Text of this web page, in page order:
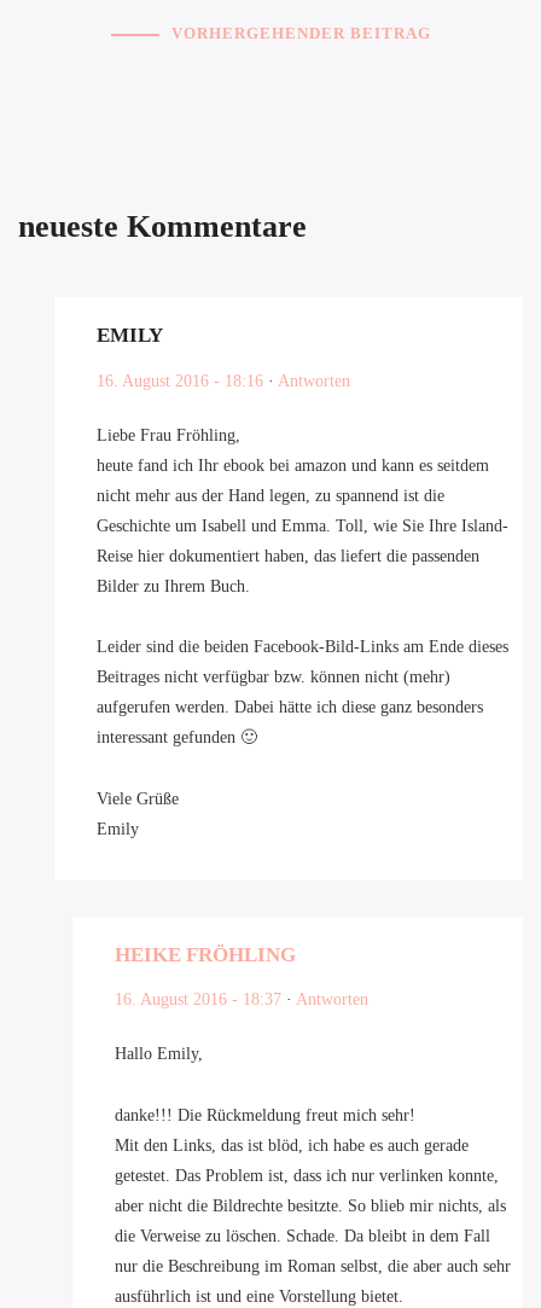
VORHERGEHENDER BEITRAG
neueste Kommentare
EMILY
16. August 2016 - 18:16 · Antworten
Liebe Frau Fröhling,
heute fand ich Ihr ebook bei amazon und kann es seitdem
nicht mehr aus der Hand legen, zu spannend ist die
Geschichte um Isabell und Emma. Toll, wie Sie Ihre Island-
Reise hier dokumentiert haben, das liefert die passenden
Bilder zu Ihrem Buch.
Leider sind die beiden Facebook-Bild-Links am Ende dieses
Beitrages nicht verfügbar bzw. können nicht (mehr)
aufgerufen werden. Dabei hätte ich diese ganz besonders
interessant gefunden 🙂
Viele Grüße
Emily
HEIKE FRÖHLING
16. August 2016 - 18:37 · Antworten
Hallo Emily,
danke!!! Die Rückmeldung freut mich sehr!
Mit den Links, das ist blöd, ich habe es auch gerade
getestet. Das Problem ist, dass ich nur verlinken konnte,
aber nicht die Bildrechte besitzte. So blieb mir nichts, als
die Verweise zu löschen. Schade. Da bleibt in dem Fall
nur die Beschreibung im Roman selbst, die aber auch sehr
ausführlich ist und eine Vorstellung bietet.